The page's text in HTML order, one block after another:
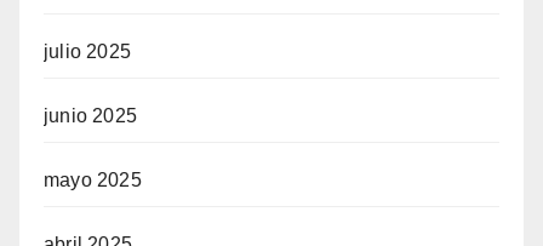
julio 2025
junio 2025
mayo 2025